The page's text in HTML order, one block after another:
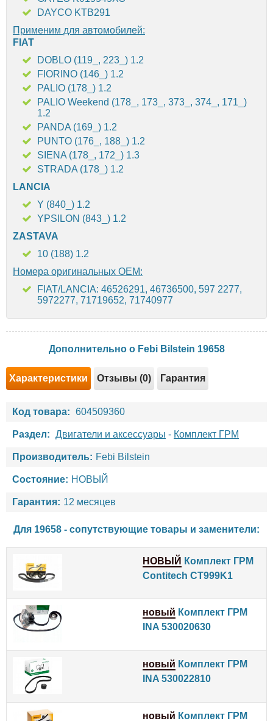
DAYCO KTB291
Применим для автомобилей:
FIAT
DOBLO (119_, 223_) 1.2
FIORINO (146_) 1.2
PALIO (178_) 1.2
PALIO Weekend (178_, 173_, 373_, 374_, 171_)
1.2
PANDA (169_) 1.2
PUNTO (176_, 188_) 1.2
SIENA (178_, 172_) 1.3
STRADA (178_) 1.2
LANCIA
Y (840_) 1.2
YPSILON (843_) 1.2
ZASTAVA
10 (188) 1.2
Номера оригинальных OEM:
FIAT/LANCIA: 46526291, 46736500, 597 2277,
5972277, 71719652, 71740977
Дополнительно о Febi Bilstein 19658
Характеристики Отзывы (0) Гарантия
Код товара: 604509360
Раздел: Двигатели и аксессуары - Комплект ГРМ
Производитель: Febi Bilstein
Состояние: НОВЫЙ
Гарантия: 12 месяцев
Для 19658 - сопутствующие товары и заменители:
НОВЫЙ Комплект ГРМ
Contitech CT999K1
новый Комплект ГРМ
INA 530020630
новый Комплект ГРМ
INA 530022810
новый Комплект ГРМ